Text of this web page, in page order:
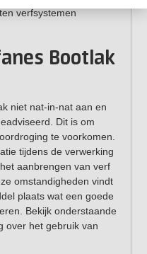
verfsystemen
Bootlak
niet nat-in-nat aan en
Dit is om
te voorkomen.
tijdens de verwerking
aanbrengen van verf
omstandigheden vindt
plaats wat een goede
Bekijk onderstaande
over het gebruik van